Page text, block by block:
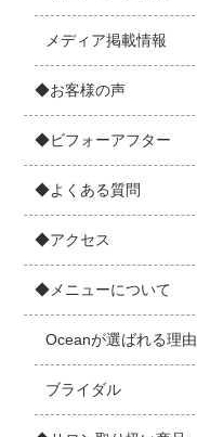
メディア掲載情報
◆お客様の声
◆ビフォーアフター
◆よくある質問
◆アクセス
◆メニューについて
Oceanが選ばれる理由
ブライダル